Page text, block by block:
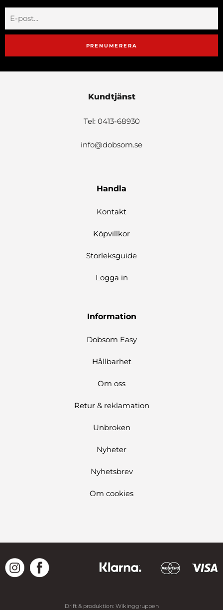
PRENUMERERA
Kundtjänst
Tel: 0413-68930
info@dobsom.se
Handla
Kontakt
Köpvillkor
Storleksguide
Logga in
Information
Dobsom Easy
Hållbarhet
Om oss
Retur & reklamation
Unbroken
Nyheter
Nyhetsbrev
Om cookies
Drift & produktion: Wikinggruppen